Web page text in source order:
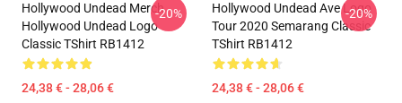
Hollywood Undead Merch
Hollywood Undead Logo
Classic TShirt RB1412
24,38 € - 28,06 €
-20%
Hollywood Undead Ave Logo
Tour 2020 Semarang Classic
TShirt RB1412
24,38 € - 28,06 €
-20%